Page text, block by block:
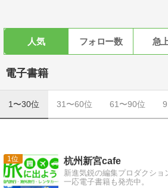
人気 フォロー数 急
電子書籍
1〜30位 31〜60位 61〜90位
1 杭州新宮cafe
新進気鋭の編集プロダクショ
一応電子書籍も発売中。